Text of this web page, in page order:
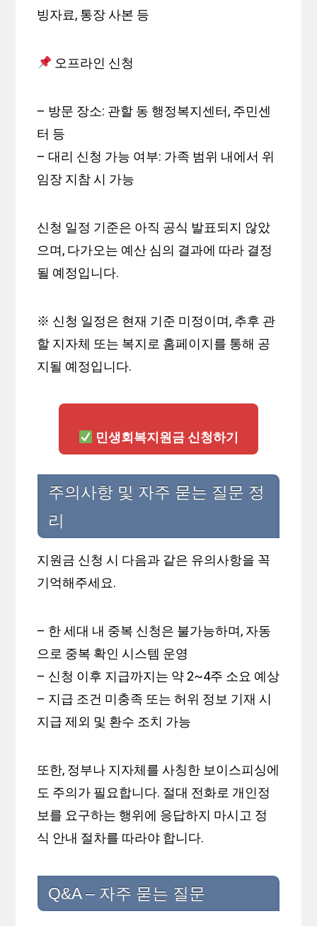
빙자료, 통장 사본 등
오프라인 신청
– 방문 장소: 관할 동 행정복지센터, 주민센
터 등
– 대리 신청 가능 여부: 가족 범위 내에서 위
임장 지참 시 가능
신청 일정 기준은 아직 공식 발표되지 않았
으며, 다가오는 예산 심의 결과에 따라 결정
될 예정입니다.
※ 신청 일정은 현재 기준 미정이며, 추후 관
할 지자체 또는 복지로 홈페이지를 통해 공
지될 예정입니다.
민생회복지원금 신청하기
주의사항 및 자주 묻는 질문 정
리
지원금 신청 시 다음과 같은 유의사항을 꼭
기억해주세요.
– 한 세대 내 중복 신청은 불가능하며, 자동
으로 중복 확인 시스템 운영
– 신청 이후 지급까지는 약 2~4주 소요 예상
– 지급 조건 미충족 또는 허위 정보 기재 시
지급 제외 및 환수 조치 가능
또한, 정부나 지자체를 사칭한 보이스피싱에
도 주의가 필요합니다. 절대 전화로 개인정
보를 요구하는 행위에 응답하지 마시고 정
식 안내 절차를 따라야 합니다.
Q&A – 자주 묻는 질문